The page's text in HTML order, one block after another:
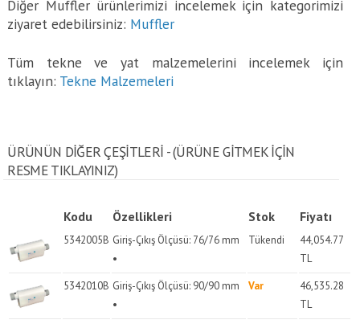
Diğer Muffler ürünlerimizi incelemek için kategorimizi
ziyaret edebilirsiniz: Muffler
Tüm tekne ve yat malzemelerini incelemek için
tıklayın: Tekne Malzemeleri
ÜRÜNÜN DİĞER ÇEŞİTLERİ - (ÜRÜNE GITMEK IÇIN
RESME TIKLAYINIZ)
Kodu Özellikleri Stok Fiyatı
5342005B Giriş-Çıkış Ölçüsü: 76/76 mm
•
Tükendi
44,054.77
TL
5342010B Giriş-Çıkış Ölçüsü: 90/90 mm
•
Var
46,535.28
TL